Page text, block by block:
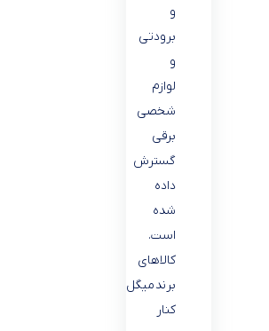
و
برودتى
و
لوازم
شخصى
برقى
گسترش
داده
شده
است.
كالاهاى
برند ميگل در
كنار